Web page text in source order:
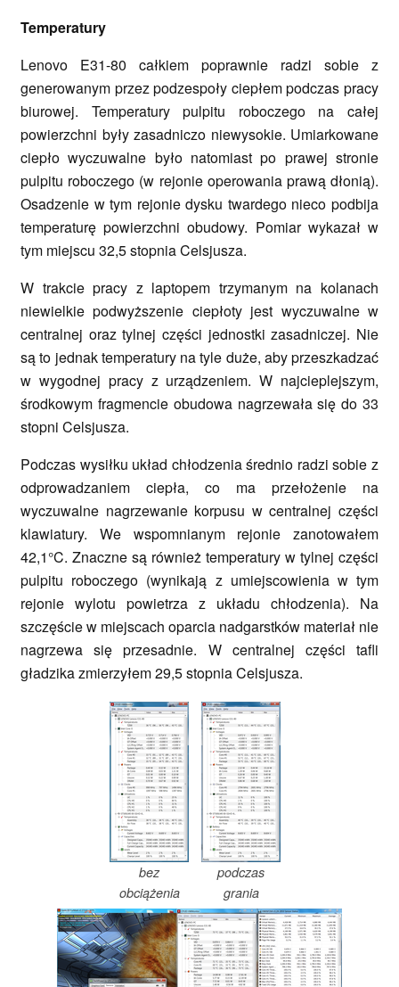
Temperatury
Lenovo E31-80 całkiem poprawnie radzi sobie z
generowanym przez podzespoły ciepłem podczas pracy
biurowej. Temperatury pulpitu roboczego na całej
powierzchni były zasadniczo niewysokie. Umiarkowane
ciepło wyczuwalne było natomiast po prawej stronie
pulpitu roboczego (w rejonie operowania prawą dłonią).
Osadzenie w tym rejonie dysku twardego nieco podbija
temperaturę powierzchni obudowy. Pomiar wykazał w
tym miejscu 32,5 stopnia Celsjusza.
W trakcie pracy z laptopem trzymanym na kolanach
niewielkie podwyższenie ciepłoty jest wyczuwalne w
centralnej oraz tylnej części jednostki zasadniczej. Nie
są to jednak temperatury na tyle duże, aby przeszkadzać
w wygodnej pracy z urządzeniem. W najcieplejszym,
środkowym fragmencie obudowa nagrzewała się do 33
stopni Celsjusza.
Podczas wysiłku układ chłodzenia średnio radzi sobie z
odprowadzaniem ciepła, co ma przełożenie na
wyczuwalne nagrzewanie korpusu w centralnej części
klawiatury. We wspomnianym rejonie zanotowałem
42,1°C. Znaczne są również temperatury w tylnej części
pulpitu roboczego (wynikają z umiejscowienia w tym
rejonie wylotu powietrza z układu chłodzenia). Na
szczęście w miejscach oparcia nadgarstków materiał nie
nagrzewa się przesadnie. W centralnej części tafli
gładzika zmierzyłem 29,5 stopnia Celsjusza.
bez
obciążenia
podczas
grania